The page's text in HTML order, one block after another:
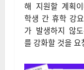
가 발생하지 않
를 강화할 것을 요